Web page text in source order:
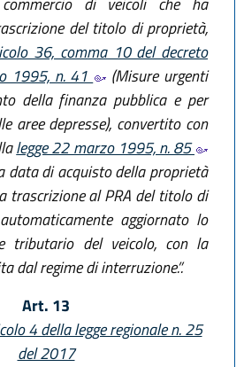
del titolo di proprietà,
36, comma 10 del decreto
1995, n. 41
(Misure urgenti
della finanza pubblica e per
aree depresse), convertito con
legge 22 marzo 1995, n. 85
data di acquisto della proprietà
trascrizione al PRA del titolo di
aggiornato lo
tributario del veicolo, con la
dal regime di interruzione.”.
Art. 13
4 della legge regionale n. 25
del 2017